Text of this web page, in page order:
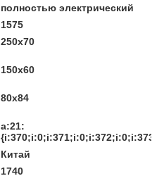
полностью электрический
1575
250x70
150х60
80х84
a:21:
Китай
1740